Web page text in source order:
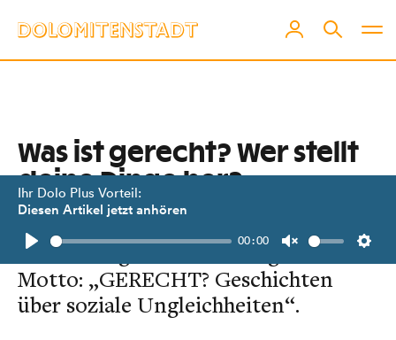
Ihr Dolo Plus Vorteil:
Diesen Artikel jetzt anhören
Play
00:00
Unmute
Was ist gerecht? Wer stellt
deine Dinge her?
Fragen wie diese stellt eine
Ausstellung im Museum Aguntum.
Motto: „GERECHT? Geschichten
über soziale Ungleichheiten“.